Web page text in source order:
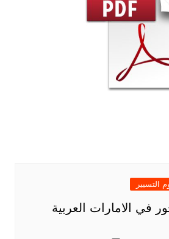
التسيير
في الامارات العربية